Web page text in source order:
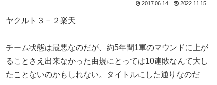
2017.06.14 2022.11.15
ヤクルト３－２楽天
チーム状態は最悪なのだが、約5年間1軍のマウンドに上が
ることさえ出来なかった由規にとっては10連敗なんて大し
たことないのかもしれない。タイトルにした通りなのだ